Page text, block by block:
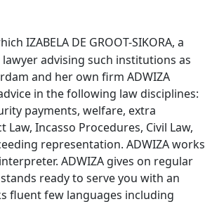
IZABELA DE GROOT-SIKORA, a
advising such institutions as
and her own firm ADWIZA
in the following law disciplines:
payments, welfare, extra
Incasso Procedures, Civil Law,
representation. ADWIZA works
ADWIZA gives on regular
ready to serve you with an
fluent few languages including